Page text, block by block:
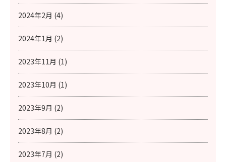
2024年2月 (4)
2024年1月 (2)
2023年11月 (1)
2023年10月 (1)
2023年9月 (2)
2023年8月 (2)
2023年7月 (2)